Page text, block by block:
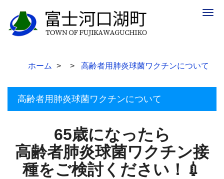
ホーム 高齢者用肺炎球菌ワクチンについて
高齢者用肺炎球菌ワクチンについて
65歳になったら
高齢者肺炎球菌ワクチン接
種をご検討ください！💉